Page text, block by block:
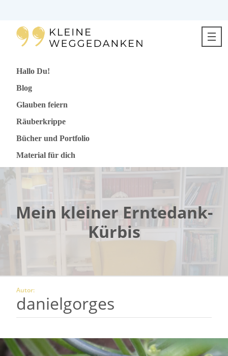
Direkt
Hallo Du!
Blog
Glauben feiern
Räuberkrippe
Bücher und Portfolio
Material für dich
Mein kleiner Erntedank-
Kürbis
Autor:
danielgorges